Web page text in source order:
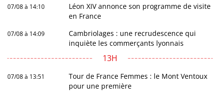
07/08 à 14:10
Léon XIV annonce son programme de visite
en France
07/08 à 14:09
Cambriolages : une recrudescence qui
inquiète les commerçants lyonnais
13H
07/08 à 13:51
Tour de France Femmes : le Mont Ventoux
pour une première